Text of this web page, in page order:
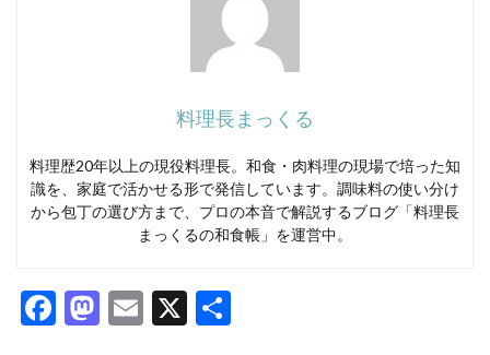
料理長まっくる
料理歴20年以上の現役料理長。和食・肉料理の現場で培った知
識を、家庭で活かせる形で発信しています。調味料の使い分け
から包丁の選び方まで、プロの本音で解説するブログ「料理長
まっくるの和食帳」を運営中。
F
M E
X